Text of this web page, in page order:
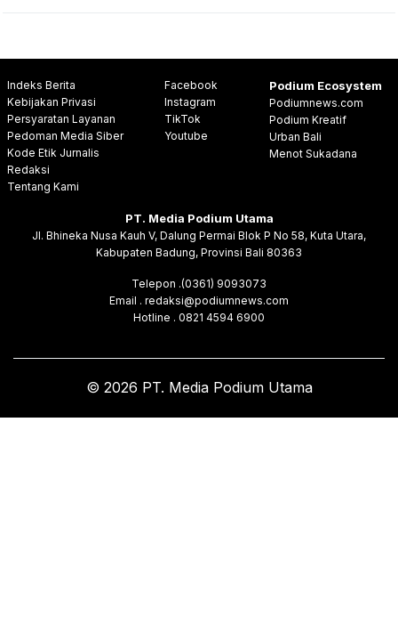
Indeks Berita
Kebijakan Privasi
Persyaratan Layanan
Pedoman Media Siber
Kode Etik Jurnalis
Redaksi
Tentang Kami
Facebook
Instagram
TikTok
Youtube
Podium Ecosystem
Podiumnews.com
Podium Kreatif
Urban Bali
Menot Sukadana
PT. Media Podium Utama
Jl. Bhineka Nusa Kauh V, Dalung Permai Blok P No 58, Kuta Utara,
Kabupaten Badung, Provinsi Bali 80363
Telepon .(0361) 9093073
Email . redaksi@podiumnews.com
Hotline . 0821 4594 6900
© 2026 PT. Media Podium Utama